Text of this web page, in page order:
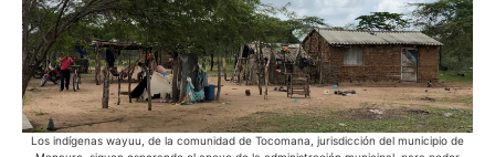
Los indígenas wayuu, de la comunidad de Tocomana, jurisdicción del municipio de